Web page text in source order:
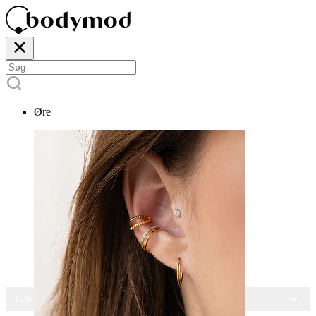
Øre
15% RABAT PÅ ALLE SMYKKER